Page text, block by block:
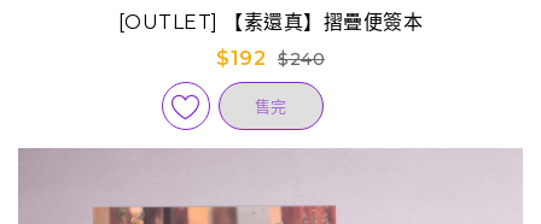
[OUTLET] 【素還真】摺疊便簽本
$192
$240
售完